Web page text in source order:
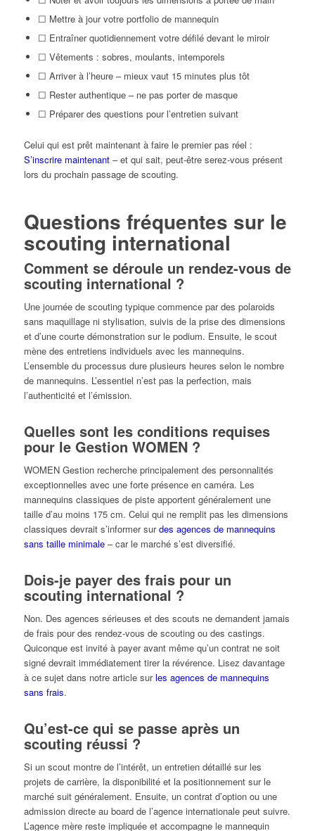
☐ Mettre à jour votre portfolio de mannequin
☐ Entraîner quotidiennement votre défilé devant le miroir
☐ Vêtements : sobres, moulants, intemporels
☐ Arriver à l’heure – mieux vaut 15 minutes plus tôt
☐ Rester authentique – ne pas porter de masque
☐ Préparer des questions pour l’entretien suivant
Celui qui est prêt maintenant à faire le premier pas réel :
S’inscrire maintenant– et qui sait, peut-être serez-vous présent
lors du prochain passage de scouting.
Questions fréquentes sur le
scouting international
Comment se déroule un rendez-vous de
scouting international ?
Une journée de scouting typique commence par des polaroids
sans maquillage ni stylisation, suivis de la prise des dimensions
et d’une courte démonstration sur le podium. Ensuite, le scout
mène des entretiens individuels avec les mannequins.
L’ensemble du processus dure plusieurs heures selon le nombre
de mannequins. L’essentiel n’est pas la perfection, mais
l’authenticité et l’émission.
Quelles sont les conditions requises
pour le Gestion WOMEN ?
WOMEN Gestion recherche principalement des personnalités
exceptionnelles avec une forte présence en caméra. Les
mannequins classiques de piste apportent généralement une
taille d’au moins 175 cm. Celui qui ne remplit pas les dimensions
classiques devrait s’informer surdes agences de mannequins
sans taille minimale– car le marché s’est diversifié.
Dois-je payer des frais pour un
scouting international ?
Non. Des agences sérieuses et des scouts ne demandent jamais
de frais pour des rendez-vous de scouting ou des castings.
Quiconque est invité à payer avant même qu’un contrat ne soit
signé devrait immédiatement tirer la révérence. Lisez davantage
à ce sujet dans notre article surles agences de mannequins
sans frais.
Qu’est-ce qui se passe après un
scouting réussi ?
Si un scout montre de l’intérêt, un entretien détaillé sur les
projets de carrière, la disponibilité et la positionnement sur le
marché suit généralement. Ensuite, un contrat d’option ou une
admission directe au board de l’agence internationale peut suivre.
L’agence mère reste impliquée et accompagne le mannequin